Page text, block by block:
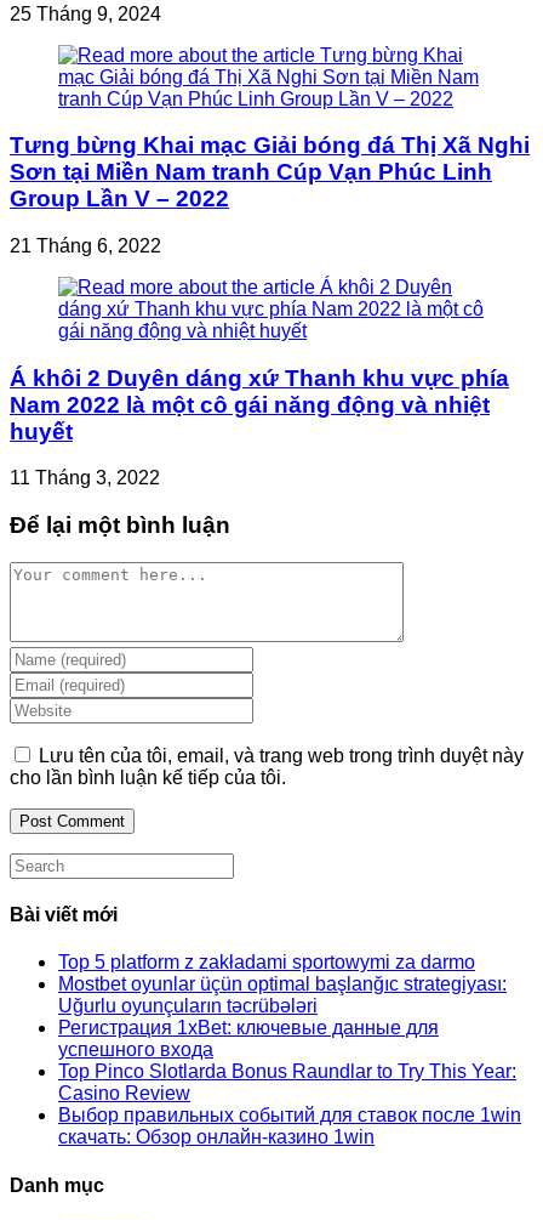
25 Tháng 9, 2024
Tưng bừng Khai mạc Giải bóng đá Thị Xã Nghi
Sơn tại Miền Nam tranh Cúp Vạn Phúc Linh
Group Lần V – 2022
21 Tháng 6, 2022
Á khôi 2 Duyên dáng xứ Thanh khu vực phía
Nam 2022 là một cô gái năng động và nhiệt
huyết
11 Tháng 3, 2022
Để lại một bình luận
Comment
Enter
your
name
or
username
to
comment
Enter
your
email
address
to
comment
Enter
your
website
URL
Lưu tên của tôi, email, và trang web trong trình duyệt này
cho lần bình luận kế tiếp của tôi.
Search
this
website
Bài viết mới
Top 5 platform z zakładami sportowymi za darmo
Mostbet oyunlar üçün optimal başlanğıc strategiyası:
Uğurlu oyunçuların təcrübələri
Регистрация 1xBet: ключевые данные для
успешного входа
Top Pinco Slotlarda Bonus Raundlar to Try This Year:
Casino Review
Выбор правильных событий для ставок после 1win
скачать: Обзор онлайн-казино 1win
Danh mục